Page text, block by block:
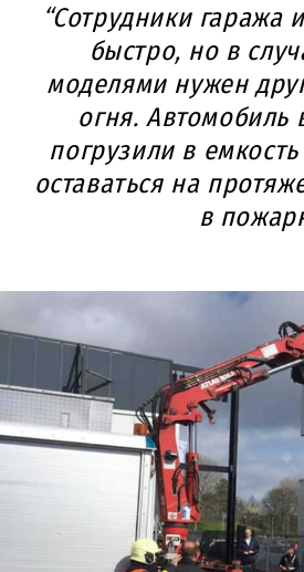
“Сотрудники гаража
быстро, но в
моделями нужен
огня. Автомобиль
погрузили в
оставаться на
в